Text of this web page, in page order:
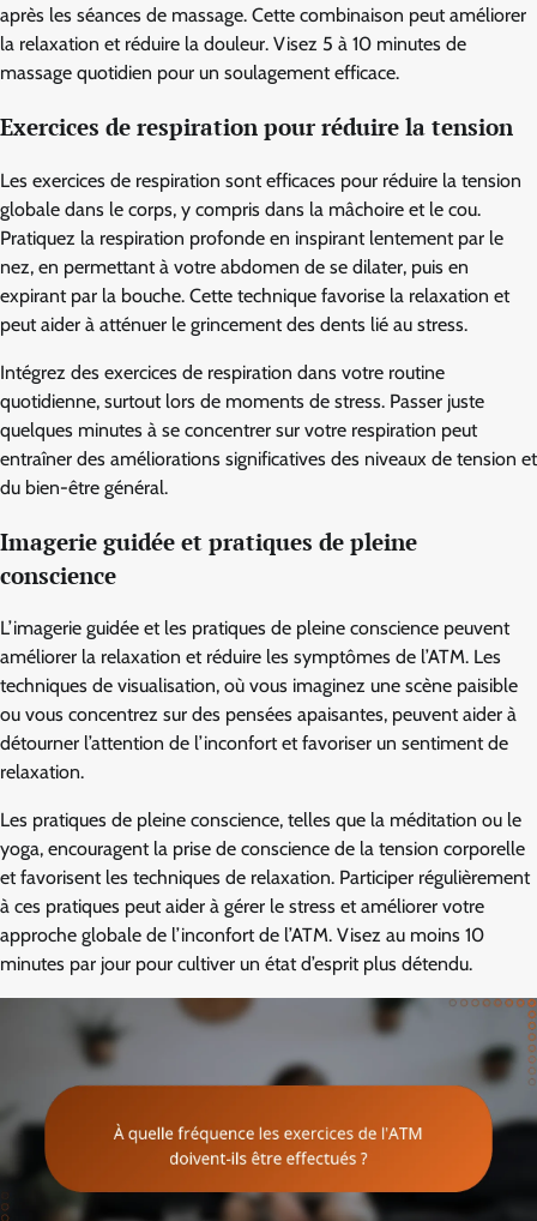
après les séances de massage. Cette combinaison peut améliorer
la relaxation et réduire la douleur. Visez 5 à 10 minutes de
massage quotidien pour un soulagement efficace.
Exercices de respiration pour réduire la tension
Les exercices de respiration sont efficaces pour réduire la tension
globale dans le corps, y compris dans la mâchoire et le cou.
Pratiquez la respiration profonde en inspirant lentement par le
nez, en permettant à votre abdomen de se dilater, puis en
expirant par la bouche. Cette technique favorise la relaxation et
peut aider à atténuer le grincement des dents lié au stress.
Intégrez des exercices de respiration dans votre routine
quotidienne, surtout lors de moments de stress. Passer juste
quelques minutes à se concentrer sur votre respiration peut
entraîner des améliorations significatives des niveaux de tension et
du bien-être général.
Imagerie guidée et pratiques de pleine
conscience
L’imagerie guidée et les pratiques de pleine conscience peuvent
améliorer la relaxation et réduire les symptômes de l’ATM. Les
techniques de visualisation, où vous imaginez une scène paisible
ou vous concentrez sur des pensées apaisantes, peuvent aider à
détourner l’attention de l’inconfort et favoriser un sentiment de
relaxation.
Les pratiques de pleine conscience, telles que la méditation ou le
yoga, encouragent la prise de conscience de la tension corporelle
et favorisent les techniques de relaxation. Participer régulièrement
à ces pratiques peut aider à gérer le stress et améliorer votre
approche globale de l’inconfort de l’ATM. Visez au moins 10
minutes par jour pour cultiver un état d’esprit plus détendu.